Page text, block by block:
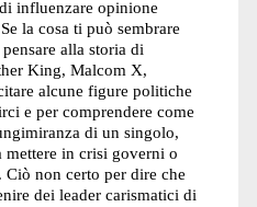
influenzare opinione
la cosa ti può sembrare
alla storia di
King, Malcom X,
alcune figure politiche
e per comprendere come
di un singolo,
mettere in crisi governi o
non certo per dire che
dei leader carismatici di